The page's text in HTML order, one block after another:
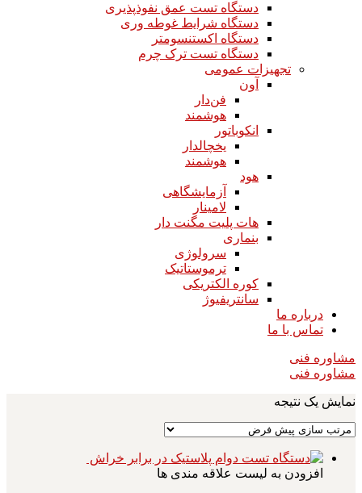
دستگاه تست عمق نفوذپذیری
دستگاه شرایط غوطه وری
دستگاه اکستنسومتر
دستگاه تست ترک چرم
تجهیزات عمومی
آون
فن‌دار
هوشمند
انکوباتور
یخچالدار
هوشمند
هود
آزمایشگاهی
لامینار​​​​​​​
هات پلیت مگنت دار​​​​​​​
بنماری
سرولوژی
ترموستاتیک
کوره الکتریکی
سانتریفیوژ
درباره ما
تماس با ما
مشاوره فنی
مشاوره فنی
نمایش یک نتیجه
افزودن به لیست علاقه مندی ها